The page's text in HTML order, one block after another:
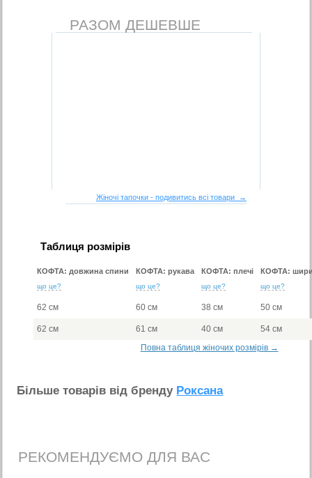
РАЗОМ ДЕШЕВШЕ
Жіночі тапочки - подивитись всі товари →
Таблиця розмірів
КОФТА: довжина спини
що це?
КОФТА: рукава
що це?
КОФТА: плечі
що це?
КОФТА:
що це?
62 см 60 см 38 см 50 см
62 см 61 см 40 см
54 см
Повна таблиця жіночих розмірів →
Бiльше товарiв вiд бренду Роксана
РЕКОМЕНДУЄМО ДЛЯ ВАС